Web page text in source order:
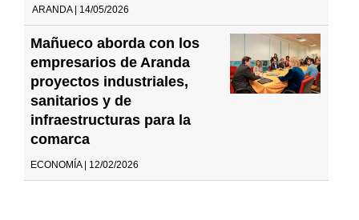
ARANDA | 14/05/2026
Mañueco aborda con los
empresarios de Aranda
proyectos industriales,
sanitarios y de
infraestructuras para la
comarca
ECONOMÍA | 12/02/2026